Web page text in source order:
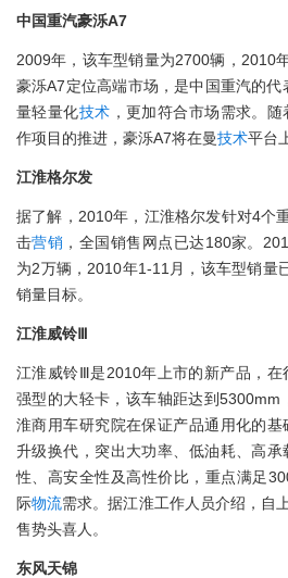
中国重汽豪泺A7
2009年，该车型销量为2700辆，2010
豪泺A7定位高端市场，是中国重汽的
量轻量化技术 ，更加符合市场需求。
作项目的推进，豪泺A7将在曼技术平台
江淮格尔发
据了解，2010年，江淮格尔发针对4个
击营销 ，全国销售网点已达180家。
为2万辆，2010年1-11月，该车型销量
销量目标。
江淮威铃Ⅲ
江淮威铃Ⅲ是2010年上市的新产品，在
强型的大轻卡，该车轴距达到5300mm
淮商用车研究院在保证产品通用化的
升级换代，突出大功率、低油耗、高
性、高安全性及高性价比，重点满足
际物流需求。据江淮工作人员介绍，自
售势头喜人。
东风天锦